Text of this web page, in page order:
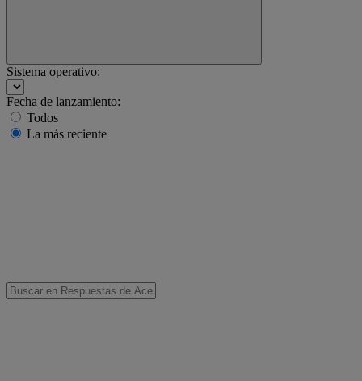
Sistema operativo:
Fecha de lanzamiento:
Todos
La más reciente